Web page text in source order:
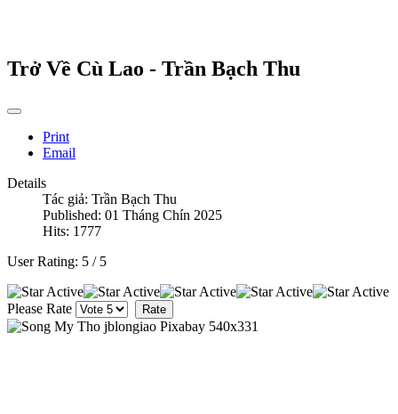
Trở Về Cù Lao - Trần Bạch Thu
Print
Email
Details
Tác giả: Trần Bạch Thu
Published: 01 Tháng Chín 2025
Hits: 1777
User Rating: 5 / 5
Please Rate